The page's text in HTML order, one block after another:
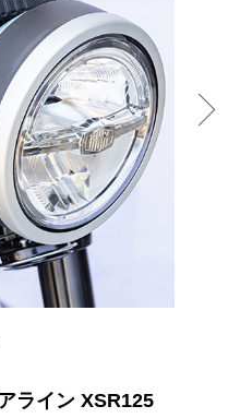
ライン XSR125